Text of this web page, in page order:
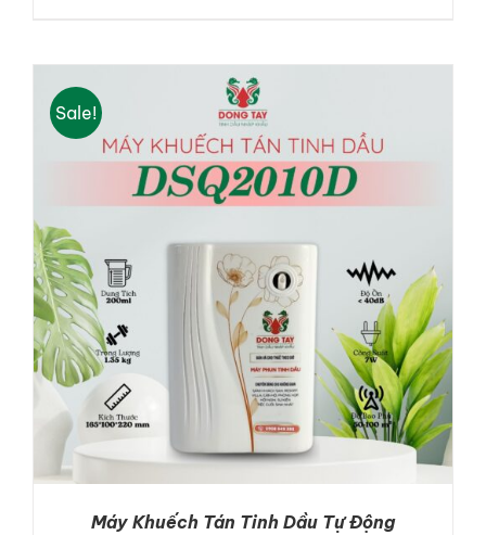
ADD TO CART /
Sale!
Máy Khuếch Tán Tinh Dầu Tự Động